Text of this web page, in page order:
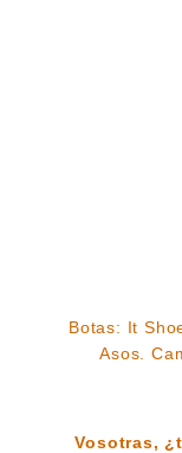
Botas: It
Asos.
Vosotras,